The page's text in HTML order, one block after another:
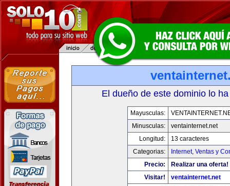
El dueño de este dominio lo
Mayusculas:
Minusculas:
ventainternet.net
Longitud:
13 caracteres
Categorias:
Internet, Ventas y
Precio:
Realizar una oferta!
Visitar!
ventainternet.net